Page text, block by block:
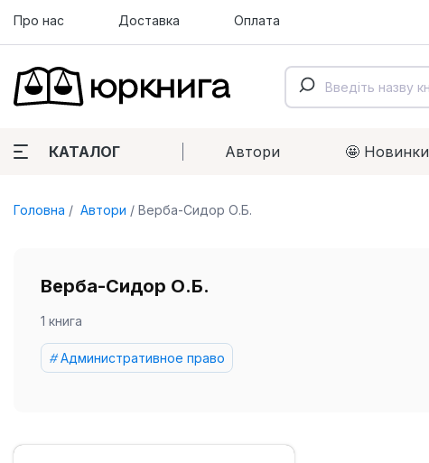
Про нас Доставка Оплата
КАТАЛОГ Автори 🤩 Новинки
Головна Автори Верба-Сидор О.Б.
Верба-Сидор О.Б.
1 книга
Административное право